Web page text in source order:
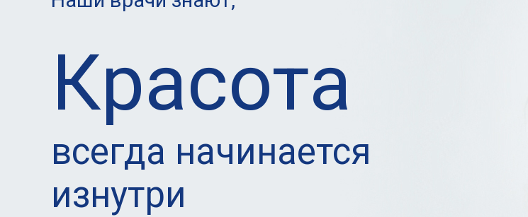
Красота
всегда начинается
изнутри